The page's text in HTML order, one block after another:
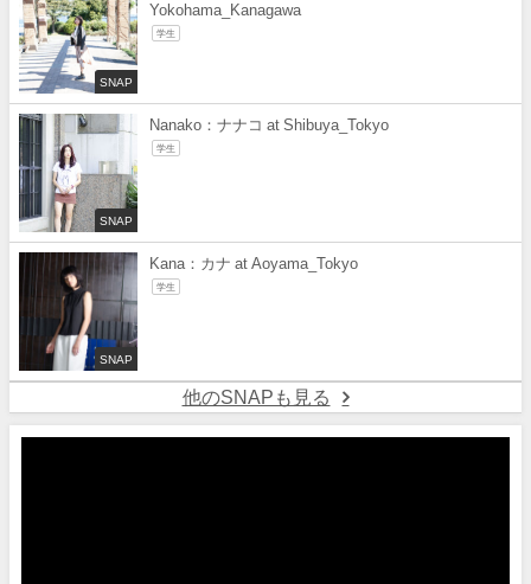
SNAP
Yokohama_Kanagawa
学生
SNAP
Nanako：ナナコ at Shibuya_Tokyo
学生
SNAP
Kana：カナ at Aoyama_Tokyo
学生
他のSNAPも見る